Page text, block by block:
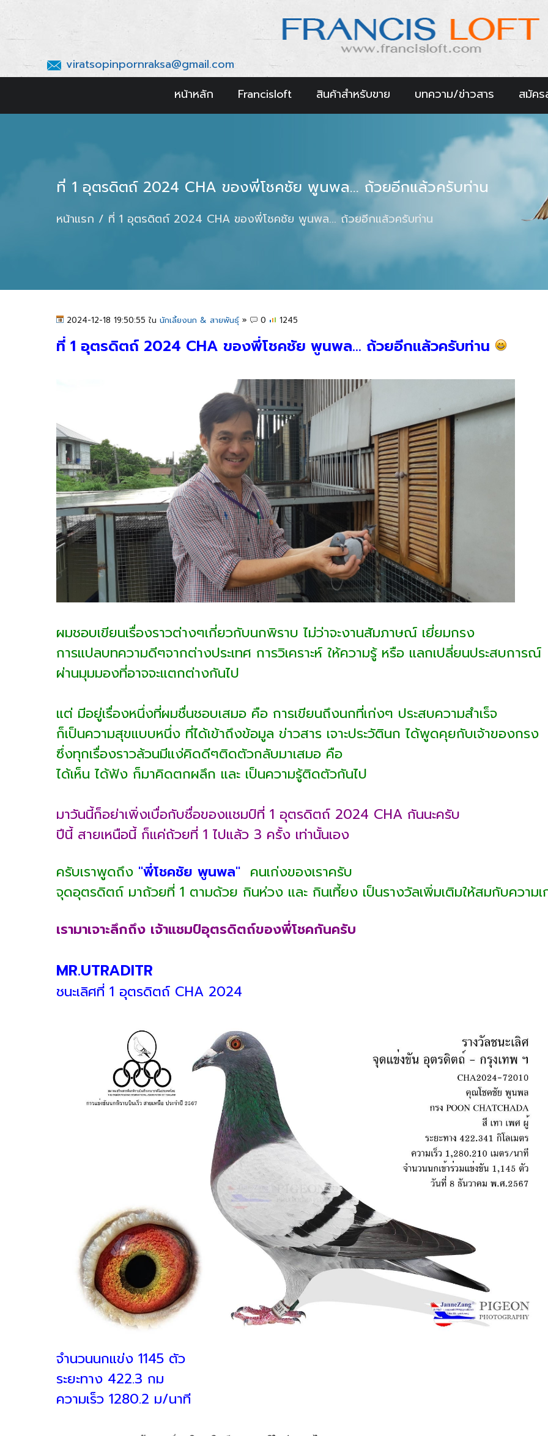
viratsopinpornraksa@gmail.com
หน้าหลัก
Francisloft สินค้าสำหรับขาย บทความ/ข่าวสาร สมัค
ที่ 1 อุตรดิตถ์ 2024 CHA ของพี่โชคชัย พูนพล... ถ้วยอีกแล้วครับท่าน
หน้าแรก ที่ 1 อุตรดิตถ์ 2024 CHA ของพี่โชคชัย พูนพล... ถ้วยอีกแล้วครับท่าน
2024-12-18 19:50:55 ใน นักเลี้ยงนก & สายพันธุ์ » 0 1245
ที่ 1 อุตรดิตถ์ 2024 CHA ของพี่โชคชัย พูนพล... ถ้วยอีกแล้วครับท่าน
ผมชอบเขียนเรื่องราวต่างๆเกี่ยวกับนกพิราบ ไม่ว่าจะงานสัมภาษณ์ เยี่ยมกรง
การแปลบทความดีๆจากต่างประเทศ การวิเคราะห์ ให้ความรู้ หรือ แลกเปลี่ยนประสบการณ์
ผ่านมุมมองที่อาจจะแตกต่างกันไป
แต่ มีอยู่เรื่องหนึ่งที่ผมชื่นชอบเสมอ คือ การเขียนถึงนกที่เก่งๆ ประสบความสำเร็จ
ก็เป็นความสุขแบบหนึ่ง ที่ได้เข้าถึงข้อมูล ข่าวสาร เจาะประวัตินก ได้พูดคุยกับเจ้าของกรง
ซึ่งทุกเรื่องราวล้วนมีแง่คิดดีๆติดตัวกลับมาเสมอ คือ
ได้เห็น ได้ฟัง ก็มาคิดตกผลึก และ เป็นความรู้ติดตัวกันไป
มาวันนี้ก็อย่าเพิ่งเบื่อกับชื่อของแชมป์ที่ 1 อุตรดิตถ์ 2024 CHA กันนะครับ
ปีนี้ สายเหนือนี้ ก็แค่ถ้วยที่ 1 ไปแล้ว 3 ครั้ง เท่านั้นเอง
ครับเราพูดถึง "พี่โชคชัย พูนพล" คนเก่งของเราครับ
จุดอุตรดิตถ์ มาถ้วยที่ 1 ตามด้วย กินห่วง และ กินเที้ยง เป็นรางวัลเพิ่มเติมให้สมกับความ
เรามาเจาะลึกถึง เจ้าแชมป์อุตรดิตถ์ของพี่โชคกันครับ
MR.UTRADITR
ชนะเลิศที่ 1 อุตรดิตถ์ CHA 2024
จำนวนนกแข่ง 1145 ตัว
ระยะทาง 422.3 กม
ความเร็ว 1280.2 ม/นาที